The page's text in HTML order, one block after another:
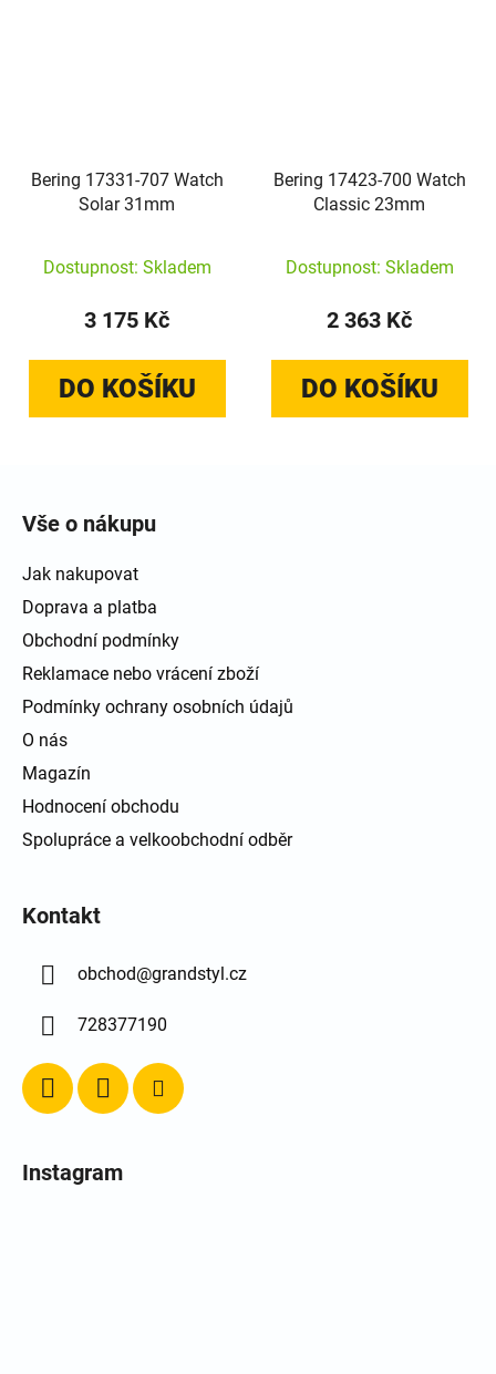
Bering 17331-707 Watch
Solar 31mm
Dostupnost: Skladem
3 175 Kč
DO KOŠÍKU
Bering 17423-700 Watch
Classic 23mm
Dostupnost: Skladem
2 363 Kč
DO KOŠÍKU
Vše o nákupu
Jak nakupovat
Doprava a platba
Obchodní podmínky
Reklamace nebo vrácení zboží
Podmínky ochrany osobních údajů
O nás
Magazín
Hodnocení obchodu
Spolupráce a velkoobchodní odběr
Kontakt
obchod@grandstyl.cz
728377190
Instagram